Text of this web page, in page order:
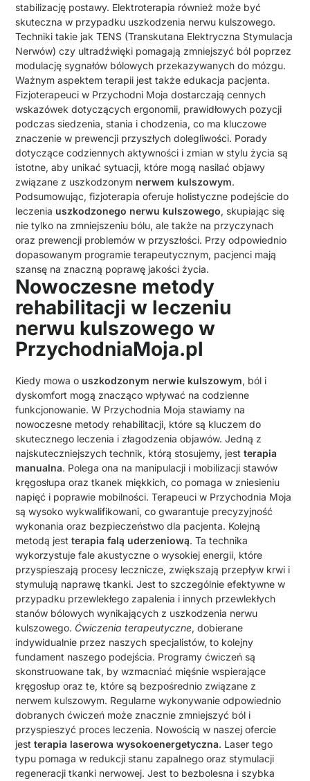
stabilizację postawy. Elektroterapia również może być
skuteczna w przypadku uszkodzenia nerwu kulszowego.
Techniki takie jak TENS (Transkutana Elektryczna Stymulacja
Nerwów) czy ultradźwięki pomagają zmniejszyć ból poprzez
modulację sygnałów bólowych przekazywanych do mózgu.
Ważnym aspektem terapii jest także edukacja pacjenta.
Fizjoterapeuci w Przychodni Moja dostarczają cennych
wskazówek dotyczących ergonomii, prawidłowych pozycji
podczas siedzenia, stania i chodzenia, co ma kluczowe
znaczenie w prewencji przyszłych dolegliwości. Porady
dotyczące codziennych aktywności i zmian w stylu życia są
istotne, aby unikać sytuacji, które mogą nasilać objawy
związane z uszkodzonym nerwem kulszowym.
Podsumowując, fizjoterapia oferuje holistyczne podejście do
leczenia uszkodzonego nerwu kulszowego, skupiając się
nie tylko na zmniejszeniu bólu, ale także na przyczynach
oraz prewencji problemów w przyszłości. Przy odpowiednio
dopasowanym programie terapeutycznym, pacjenci mają
szansę na znaczną poprawę jakości życia.
Nowoczesne metody
rehabilitacji w leczeniu
nerwu kulszowego w
PrzychodniaMoja.pl
Kiedy mowa o uszkodzonym nerwie kulszowym, ból i
dyskomfort mogą znacząco wpływać na codzienne
funkcjonowanie. W Przychodnia Moja stawiamy na
nowoczesne metody rehabilitacji, które są kluczem do
skutecznego leczenia i złagodzenia objawów. Jedną z
najskuteczniejszych technik, którą stosujemy, jestterapia
manualna. Polega ona na manipulacji i mobilizacji stawów
kręgosłupa oraz tkanek miękkich, co pomaga w zniesieniu
napięć i poprawie mobilności. Terapeuci w Przychodnia Moja
są wysoko wykwalifikowani, co gwarantuje precyzyjność
wykonania oraz bezpieczeństwo dla pacjenta. Kolejną
metodą jestterapia falą uderzeniową. Ta technika
wykorzystuje fale akustyczne o wysokiej energii, które
przyspieszają procesy lecznicze, zwiększają przepływ krwi i
stymulują naprawę tkanki. Jest to szczególnie efektywne w
przypadku przewlekłego zapalenia i innych przewlekłych
stanów bólowych wynikających z uszkodzenia nerwu
kulszowego. Ćwiczenia terapeutyczne, dobierane
indywidualnie przez naszych specjalistów, to kolejny
fundament naszego podejścia. Programy ćwiczeń są
skonstruowane tak, by wzmacniać mięśnie wspierające
kręgosłup oraz te, które są bezpośrednio związane z
nerwem kulszowym. Regularne wykonywanie odpowiednio
dobranych ćwiczeń może znacznie zmniejszyć ból i
przyspieszyć proces leczenia. Nowością w naszej ofercie
jestterapia laserowa wysokoenergetyczna. Laser tego
typu pomaga w redukcji stanu zapalnego oraz stymulacji
regeneracji tkanki nerwowej. Jest to bezbolesna i szybka